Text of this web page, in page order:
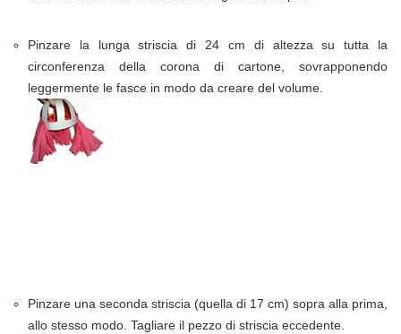
Pinzare la lunga striscia di 24 cm di altezza su tutta la
circonferenza della corona di cartone, sovrapponendo
leggermente le fasce in modo da creare del volume.
Pinzare una seconda striscia (quella di 17 cm) sopra alla prima,
allo stesso modo. Tagliare il pezzo di striscia eccedente.